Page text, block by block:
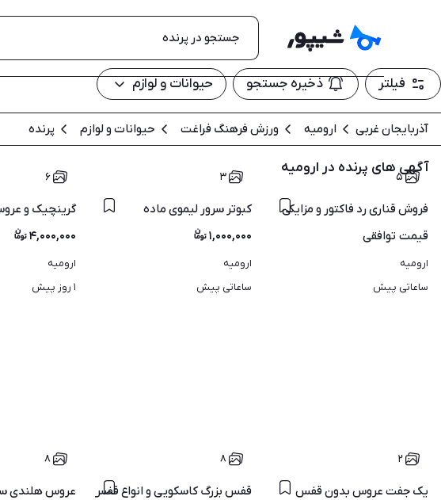
فیلتر ذخیره جستجو حیوانات و لوازم
آذربایجان غربی ارومیه ورزش فرهنگ فراغت حیوانات و لوازم پرنده
آگهی های پرنده در ارومیه
۵
فروش قناری رد فاکتور و مزایکی
قیمت توافقی
ارومیه
ساعاتی پیش
۳
کبوتر سرور لیموی ماده
۱,۰۰۰,۰۰۰
ارومیه
ساعاتی پیش
۶
گرینچیک و
۴,۰۰۰,۰۰۰
ارومیه
۱ روز پیش
۲
یک جفت عروس بدون قفس
۸
قفس بزرگ کاسکویی و انواع قفس های دیگر مناسب
۸
عروس هلندی